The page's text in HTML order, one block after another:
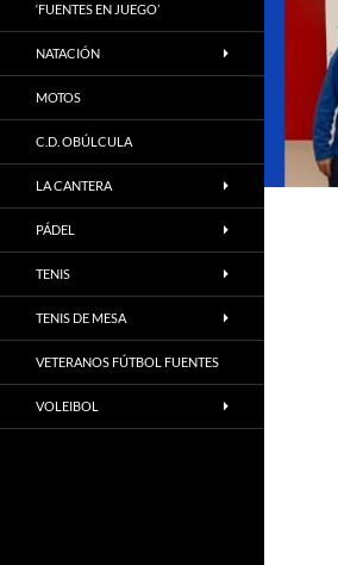
‘FUENTES EN JUEGO’
NATACIÓN
MOTOS
C.D. OBÚLCULA
LA CANTERA
PÁDEL
TENIS
TENIS DE MESA
VETERANOS FÚTBOL FUENTES
VOLEIBOL